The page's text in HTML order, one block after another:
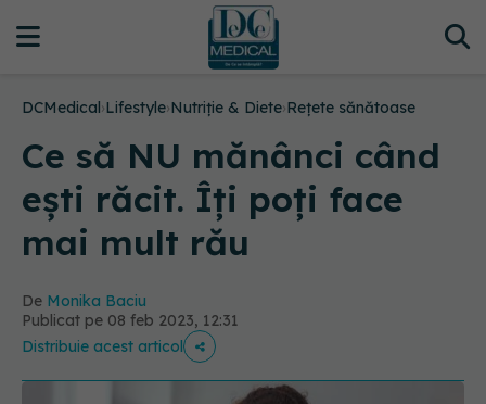
DCMedical›Lifestyle›Nutriție & Diete›Rețete sănătoase
Ce să NU mănânci când
ești răcit. Îți poți face
mai mult rău
De Monika Baciu
Publicat pe 08 feb 2023, 12:31
Distribuie acest articol